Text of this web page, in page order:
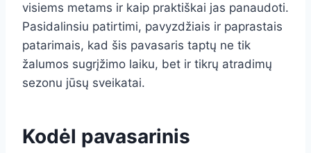
visiems metams ir kaip praktiškai jas panaudoti.
Pasidalinsiu patirtimi, pavyzdžiais ir paprastais
patarimais, kad šis pavasaris taptų ne tik
žalumos sugrįžimo laiku, bet ir tikrų atradimų
sezonu jūsų sveikatai.
Kodėl pavasarinis